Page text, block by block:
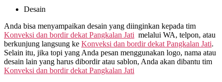
Desain
Anda bisa menyampaikan desain yang diinginkan kepada tim
Konveksi dan bordir dekat Pangkalan Jati melalui WA, telpon, atau
berkunjung langsung ke Konveksi dan bordir dekat Pangkalan Jati.
Selain itu, jika topi yang Anda pesan menggunakan logo, nama atau
desain lain yang harus dibordir atau sablon, Anda akan dibantu tim
Konveksi dan bordir dekat Pangkalan Jati